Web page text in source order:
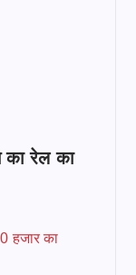
का रेल का